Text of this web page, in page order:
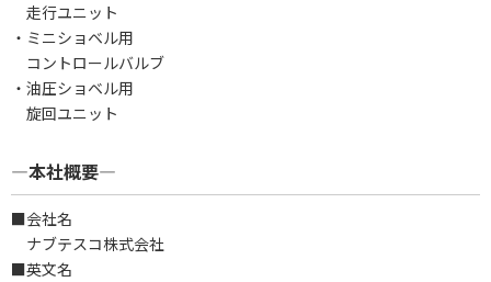
走行ユニット
・ミニショベル用
コントロールバルブ
・油圧ショベル用
旋回ユニット
―本社概要―
■会社名
ナブテスコ株式会社
■英文名